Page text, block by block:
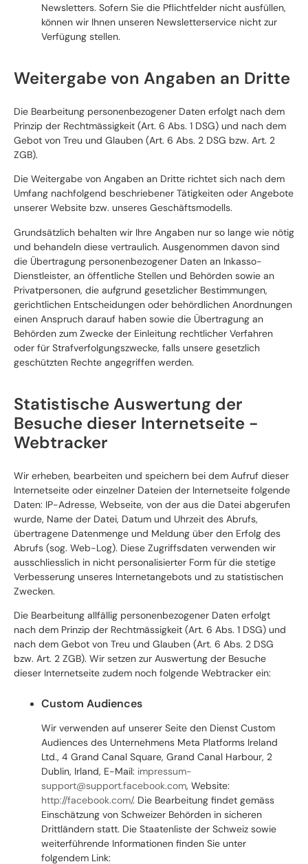
Newsletters. Sofern Sie die Pflichtfelder nicht ausfüllen,
können wir Ihnen unseren Newsletterservice nicht zur
Verfügung stellen.
Weitergabe von Angaben an Dritte
Die Bearbeitung personenbezogener Daten erfolgt nach dem
Prinzip der Rechtmässigkeit (Art. 6 Abs. 1 DSG) und nach dem
Gebot von Treu und Glauben (Art. 6 Abs. 2 DSG bzw. Art. 2
ZGB).
Die Weitergabe von Angaben an Dritte richtet sich nach dem
Umfang nachfolgend beschriebener Tätigkeiten oder Angebote
unserer Website bzw. unseres Geschäftsmodells.
Grundsätzlich behalten wir Ihre Angaben nur so lange wie nötig
und behandeln diese vertraulich. Ausgenommen davon sind
die Übertragung personenbezogener Daten an Inkasso-
Dienstleister, an öffentliche Stellen und Behörden sowie an
Privatpersonen, die aufgrund gesetzlicher Bestimmungen,
gerichtlichen Entscheidungen oder behördlichen Anordnungen
einen Anspruch darauf haben sowie die Übertragung an
Behörden zum Zwecke der Einleitung rechtlicher Verfahren
oder für Strafverfolgungszwecke, falls unsere gesetzlich
geschützten Rechte angegriffen werden.
Statistische Auswertung der
Besuche dieser Internetseite -
Webtracker
Wir erheben, bearbeiten und speichern bei dem Aufruf dieser
Internetseite oder einzelner Dateien der Internetseite folgende
Daten: IP-Adresse, Webseite, von der aus die Datei abgerufen
wurde, Name der Datei, Datum und Uhrzeit des Abrufs,
übertragene Datenmenge und Meldung über den Erfolg des
Abrufs (sog. Web-Log). Diese Zugriffsdaten verwenden wir
ausschliesslich in nicht personalisierter Form für die stetige
Verbesserung unseres Internetangebots und zu statistischen
Zwecken.
Die Bearbeitung allfällig personenbezogener Daten erfolgt
nach dem Prinzip der Rechtmässigkeit (Art. 6 Abs. 1 DSG) und
nach dem Gebot von Treu und Glauben (Art. 6 Abs. 2 DSG
bzw. Art. 2 ZGB). Wir setzen zur Auswertung der Besuche
dieser Internetseite zudem noch folgende Webtracker ein:
Custom Audiences
Wir verwenden auf unserer Seite den Dienst Custom
Audiences des Unternehmens Meta Platforms Ireland
Ltd., 4 Grand Canal Square, Grand Canal Harbour, 2
Dublin, Irland, E-Mail: impressum-
support@support.facebook.com, Website:
http://facebook.com/. Die Bearbeitung findet gemäss
Einschätzung von Schweizer Behörden in sicheren
Drittländern statt. Die Staatenliste der Schweiz sowie
weiterführende Informationen finden Sie unter
folgendem Link: